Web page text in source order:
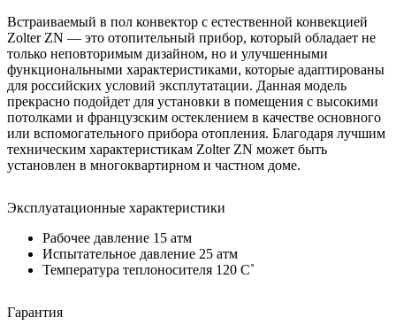
Встраиваемый в пол конвектор с естественной конвекцией
Zolter ZN — это отопительный прибор, который обладает не
только неповторимым дизайном, но и улучшенными
функциональными характеристиками, которые адаптированы
для российских условий эксплутатации. Данная модель
прекрасно подойдет для установки в помещения с высокими
потолками и французским остеклением в качестве основного
или вспомогательного прибора отопления. Благодаря лучшим
техническим характеристикам Zolter ZN может быть
установлен в многоквартирном и частном доме.
Эксплуатационные характеристики
Рабочее давление 15 атм
Испытательное давление 25 атм
Температура теплоносителя 120 C˚
Гарантия